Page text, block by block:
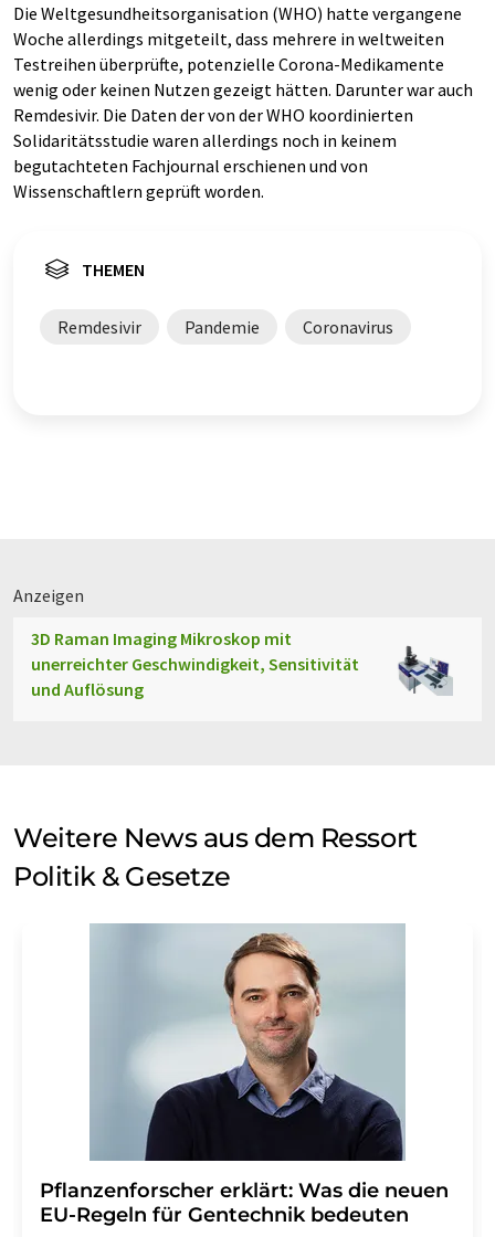
Die Weltgesundheitsorganisation (WHO) hatte vergangene
Woche allerdings mitgeteilt, dass mehrere in weltweiten
Testreihen überprüfte, potenzielle Corona-Medikamente
wenig oder keinen Nutzen gezeigt hätten. Darunter war auch
Remdesivir. Die Daten der von der WHO koordinierten
Solidaritätsstudie waren allerdings noch in keinem
begutachteten Fachjournal erschienen und von
Wissenschaftlern geprüft worden.
THEMEN
Remdesivir Pandemie Coronavirus
Anzeigen
3D Raman Imaging Mikroskop mit
unerreichter Geschwindigkeit, Sensitivität
und Auflösung
Weitere News aus dem Ressort
Politik & Gesetze
Pflanzenforscher erklärt: Was die neuen
EU-Regeln für Gentechnik bedeuten